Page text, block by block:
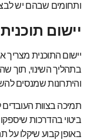
ותחומים שבהם יש
יישום
יישום התוכנית
בתהליך השינוי, תוך
והיתרונות שמנסים
תמיכה בצוות העובדים
ביטוי בהדרכות
באופן קבוע שיקלו על